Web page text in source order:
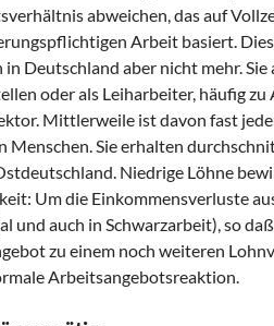
abweichen, das auf
Arbeit basiert.
in Deutschland aber nicht mehr.
oder als Leiharbeiter, häufig
Mittlerweile ist davon fast
Menschen. Sie erhalten
Niedrige Löhne
Um die Einkommensverluste
und auch in Schwarzarbeit), so
zu einem noch weiteren
Arbeitsangebotsreaktion.